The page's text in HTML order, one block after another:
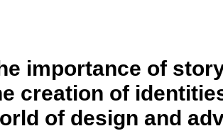
importance of
creation of
of design and